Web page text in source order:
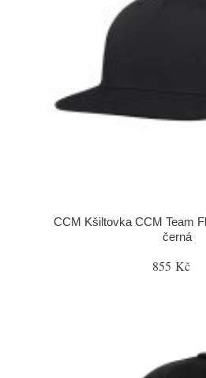
CCM Kšiltovka CCM Team
černá
855 Kč